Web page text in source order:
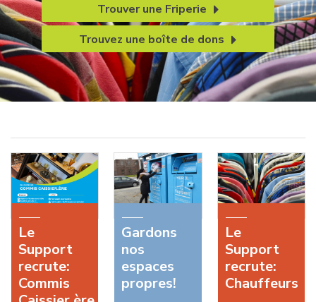
Trouver une Friperie
Trouvez une boîte de dons
Le
Support
recrute:
Commis
Gardons
nos
espaces
propres!
Le
Support
recrute:
Chauffeurs